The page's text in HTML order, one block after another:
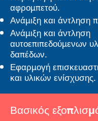
αφρομπετού.
Ανάμιξη και άντληση
Ανάμιξη και άντληση
αυτοεπιπεδούμενων
δαπέδων.
Εφαρμογή
και υλικών ενίσχυσης.
Βασικός